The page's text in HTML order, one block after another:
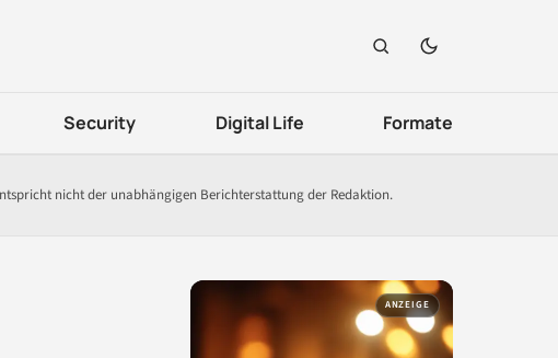
Security Digital Life Formate
nicht der unabhängigen Berichterstattung der Redaktion.
ANZEIGE